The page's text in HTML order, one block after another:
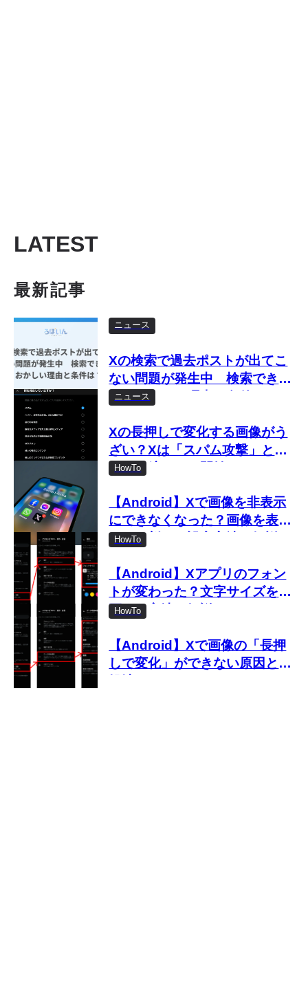
LATEST
最新記事
ニュース
Xの検索で過去ポストが出てこ
ない問題が発生中 検索できな
い・おかしい理由と条件は？
ニュース
Xの長押しで変化する画像がう
ざい？Xは「スパム攻撃」とし
て取り締まりを開始
HowTo
【Android】Xで画像を非表示
にできなくなった？画像を表示
しない新しい設定方法を解説
HowTo
【Android】Xアプリのフォン
トが変わった？文字サイズを変
更する方法を解説
HowTo
【Android】Xで画像の「長押
しで変化」ができない原因と対